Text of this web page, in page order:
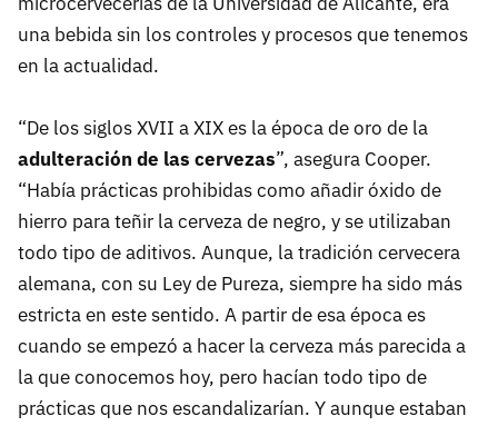
una bebida sin los controles y procesos que tenemos
en la actualidad.
“De los siglos XVII a XIX es la época de oro de la
adulteración de las cervezas”, asegura Cooper.
“Había prácticas prohibidas como añadir óxido de
hierro para teñir la cerveza de negro, y se utilizaban
todo tipo de aditivos. Aunque, la tradición cervecera
alemana, con su Ley de Pureza, siempre ha sido más
estricta en este sentido. A partir de esa época es
cuando se empezó a hacer la cerveza más parecida a
la que conocemos hoy, pero hacían todo tipo de
prácticas que nos escandalizarían. Y aunque estaban